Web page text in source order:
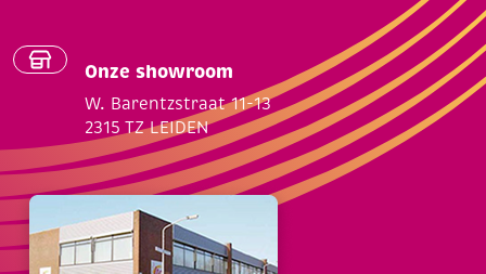
Onze showroom
W. Barentzstraat 11-13
2315 TZ LEIDEN